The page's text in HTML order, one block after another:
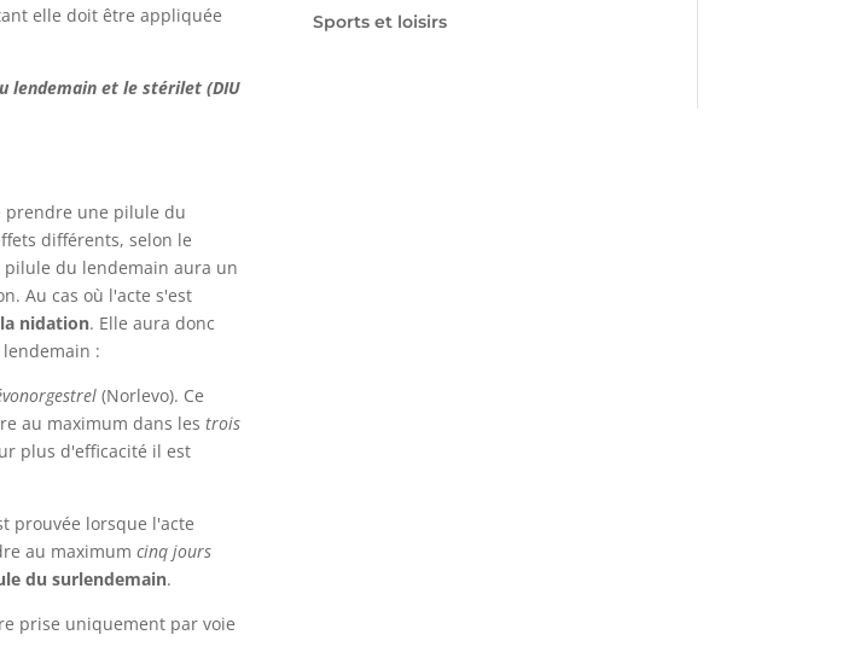
elle doit être appliquée
lendemain et le stérilet (DIU
prendre une pilule du
différents, selon le
du lendemain aura un
Au cas où l'acte s'est
nidation. Elle aura donc
:
(Norlevo). Ce
au maximum dans les trois
plus d'efficacité il est
prouvée lorsque l'acte
au maximumcinq jours
du surlendemain.
prise uniquement par voie
Sports et loisirs